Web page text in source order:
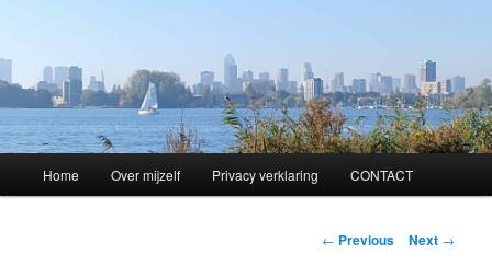
Skip
Home Over mijzelf Privacy verklaring CONTACT
Post
← Previous Next →